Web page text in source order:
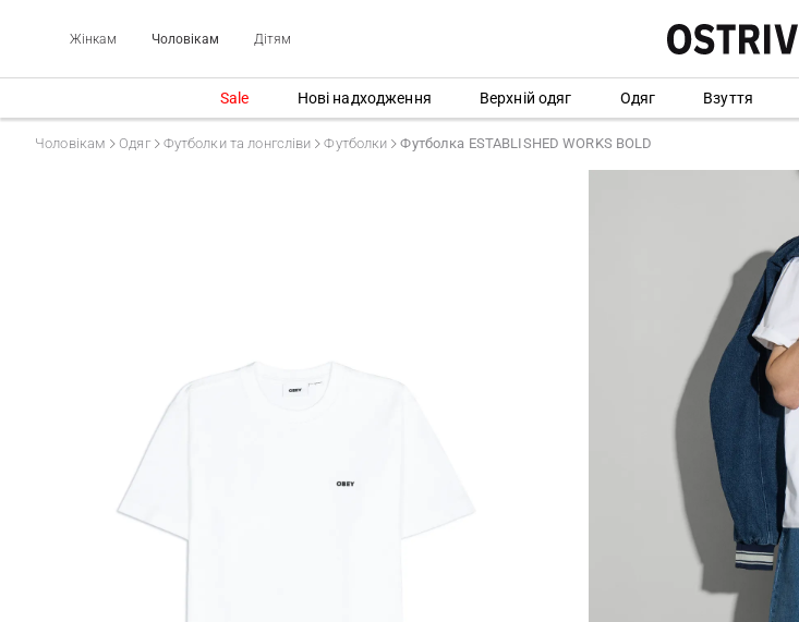
Жінкам Чоловікам Дітям
Sale Нові надходження Верхній одяг Одяг Взуття
Чоловікам Одяг Футболки та лонгсліви Футболки Футболка ESTABLISHED WORKS BOLD